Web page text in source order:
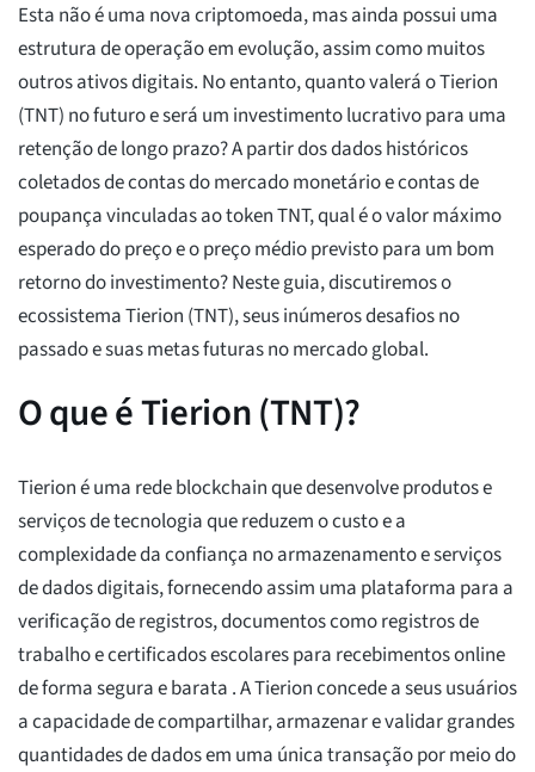
Esta não é uma nova criptomoeda, mas ainda possui uma
estrutura de operação em evolução, assim como muitos
outros ativos digitais. No entanto, quanto valerá o Tierion
(TNT) no futuro e será um investimento lucrativo para uma
retenção de longo prazo? A partir dos dados históricos
coletados de contas do mercado monetário e contas de
poupança vinculadas ao token TNT, qual é o valor máximo
esperado do preço e o preço médio previsto para um bom
retorno do investimento? Neste guia, discutiremos o
ecossistema Tierion (TNT), seus inúmeros desafios no
passado e suas metas futuras no mercado global.
O que é Tierion (TNT)?
Tierion é uma rede blockchain que desenvolve produtos e
serviços de tecnologia que reduzem o custo e a
complexidade da confiança no armazenamento e serviços
de dados digitais, fornecendo assim uma plataforma para a
verificação de registros, documentos como registros de
trabalho e certificados escolares para recebimentos online
de forma segura e barata . A Tierion concede a seus usuários
a capacidade de compartilhar, armazenar e validar grandes
quantidades de dados em uma única transação por meio do